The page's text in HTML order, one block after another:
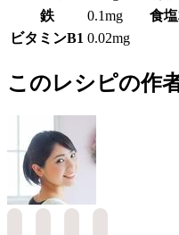
鉄
0.1mg 食
ビタミンB1 0.02mg
このレシピの作